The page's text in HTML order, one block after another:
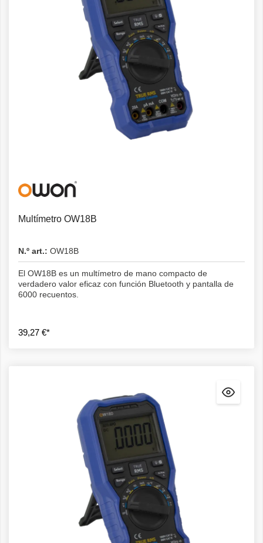
Multímetro OW18B
N.º art.: OW18B
El OW18B es un multímetro de mano compacto de
verdadero valor eficaz con función Bluetooth y pantalla de
6000 recuentos.
39,27 €*